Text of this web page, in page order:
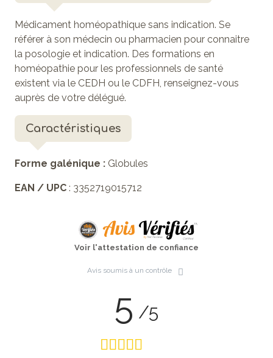
Médicament homéopathique sans indication. Se
référer à son médecin ou pharmacien pour connaitre
la posologie et indication. Des formations en
homéopathie pour les professionnels de santé
existent via le CEDH ou le CDFH, renseignez-vous
auprès de votre délégué.
Caractéristiques
Forme galénique : Globules
EAN / UPC : 3352719015712
Voir l'attestation de confiance
Avis soumis à un contrôle
5 /5